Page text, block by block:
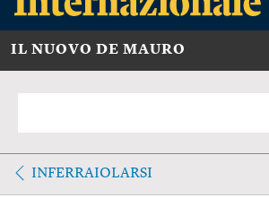
IL NUOVO DE MAURO
INFERRAIOLARSI